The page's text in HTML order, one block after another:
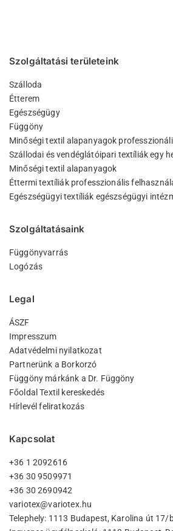
Szolgáltatási területeink
Szálloda
Étterem
Egészségügy
Függöny
Minőségi textil alapanyagok
Szállodai és vendéglátóipari textíliák egy
Minőségi textil alapanyagok
Éttermi textíliák professzionális
Egészségügyi textíliák egészségügyi
Szolgáltatásaink
Függönyvarrás
Logózás
Legal
ÁSZF
Impresszum
Adatvédelmi nyilatkozat
Partnerünk a Borkorzó
Függöny márkánk a Dr. Függöny
Főoldal Textil kereskedés
Hírlevél feliratkozás
Kapcsolat
+36 1 2092616
+36 30 9509971
+36 30 2690942
variotex@variotex.hu
Telephely: 1113 Budapest, Karolina út 17/